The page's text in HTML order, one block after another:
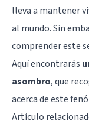
lleva a mantener
al mundo. Sin
comprender este
Aquí encontrarás
asombro, que
acerca de este
Artículo